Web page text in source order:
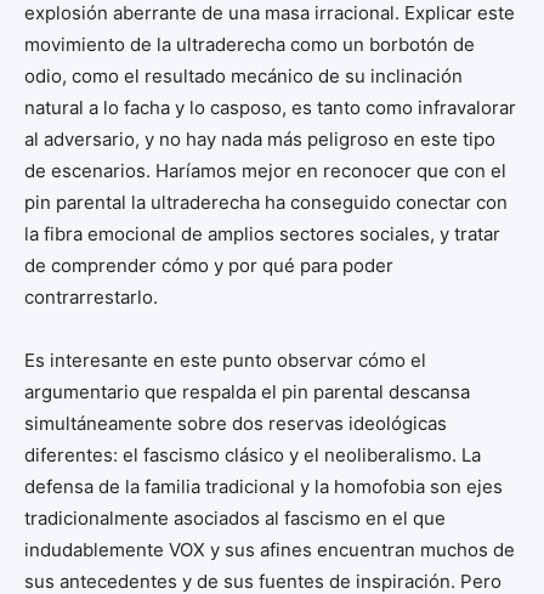
explosión aberrante de una masa irracional. Explicar este
movimiento de la ultraderecha como un borbotón de
odio, como el resultado mecánico de su inclinación
natural a lo facha y lo casposo, es tanto como infravalorar
al adversario, y no hay nada más peligroso en este tipo
de escenarios. Haríamos mejor en reconocer que con el
pin parental la ultraderecha ha conseguido conectar con
la fibra emocional de amplios sectores sociales, y tratar
de comprender cómo y por qué para poder
contrarrestarlo.
Es interesante en este punto observar cómo el
argumentario que respalda el pin parental descansa
simultáneamente sobre dos reservas ideológicas
diferentes: el fascismo clásico y el neoliberalismo. La
defensa de la familia tradicional y la homofobia son ejes
tradicionalmente asociados al fascismo en el que
indudablemente VOX y sus afines encuentran muchos de
sus antecedentes y de sus fuentes de inspiración. Pero